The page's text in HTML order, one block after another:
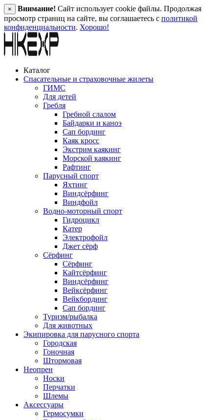
× Внимание! Сайт использует cookie файлы. Продолжая
просмотр страниц на сайте, вы соглашаетесь с политикой
конфиденциальности. Хорошо!
Каталог
Спасательные и страховочные жилеты
ГИМС
Для детей
Гребля
Гребной слалом
Байдарки и каноэ
Сап бординг
Каяк кросс
Экстрим каякинг
Морской каякинг
Рафтинг
Парусный спорт
Яхтинг
Виндсёрфинг
Виндфойл
Водно-моторный спорт
Гидроцикл
Катер
Электрофойл
Джет сёрф
Сёрфинг
Сёрфинг
Кайтсёрфинг
Виндсёрфинг
Вейксёрфинг
Вейкбординг
Сап бординг
Туризм/рыбалка
Для животных
Экипировка для парусного спорта
Городская
Гоночная
Штормовая
Неопрен
Носки
Перчатки
Шлемы
Аксессуары
Гермосумки